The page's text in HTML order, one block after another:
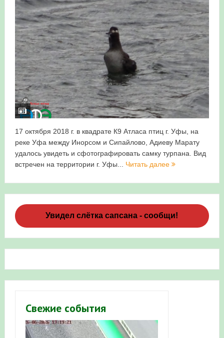
Итоги акции «Весенняя перекличка-2026» в
Республике Башкортостан
«Весенняя перекличка-2026» — 21-31 мая 2026
Мероприятие для ребят из дневного лагеря центра
олимпиадного движения «Аврора»
Фотофиксация и осмотр птенцов сапсанов на крыше
Участие башкирских орнитологов и бердвотчеров в
проекте «Развитие программы мониторинга
численности птиц в европейской части России»
Мониторинг орнитофауны на постоянных маршрутах
в Республике Башкортостан в 2026 году
17 октября 2018 г. в квадрате К9 Атласа птиц г. Уфы, на
реке Уфа между Инорсом и Сипайлово, Адиеву Марату
удалось увидеть и сфотографировать самку турпана. Вид
встречен на территории г. Уфы... Читать далее
Увидел слётка сапсана - сообщи!
Свежие события